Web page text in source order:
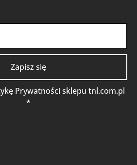
Prywatności sklepu tnl.com.pl
*